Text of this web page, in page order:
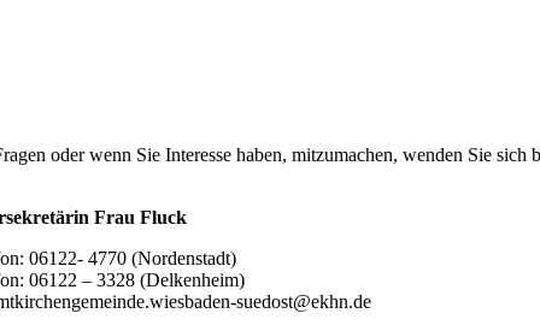
oder wenn Sie Interesse haben, mitzumachen, wenden Sie sich
Frau Fluck
06122- 4770 (Nordenstadt)
06122 – 3328 (Delkenheim)
suedost@ekhn.de